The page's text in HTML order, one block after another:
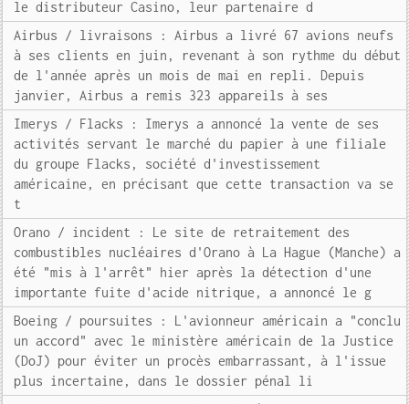
le distributeur Casino, leur partenaire d
Airbus / livraisons : Airbus a livré 67 avions neufs
à ses clients en juin, revenant à son rythme du début
de l'année après un mois de mai en repli. Depuis
janvier, Airbus a remis 323 appareils à ses
Imerys / Flacks : Imerys a annoncé la vente de ses
activités servant le marché du papier à une filiale
du groupe Flacks, société d'investissement
américaine, en précisant que cette transaction va se
t
Orano / incident : Le site de retraitement des
combustibles nucléaires d'Orano à La Hague (Manche) a
été "mis à l'arrêt" hier après la détection d'une
importante fuite d'acide nitrique, a annoncé le g
Boeing / poursuites : L'avionneur américain a "conclu
un accord" avec le ministère américain de la Justice
(DoJ) pour éviter un procès embarrassant, à l'issue
plus incertaine, dans le dossier pénal li